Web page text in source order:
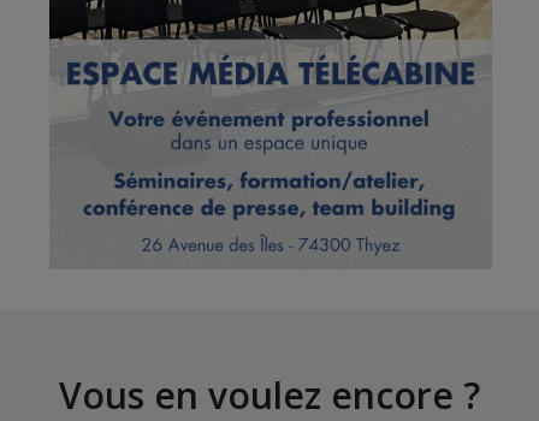
Vous en voulez encore ?